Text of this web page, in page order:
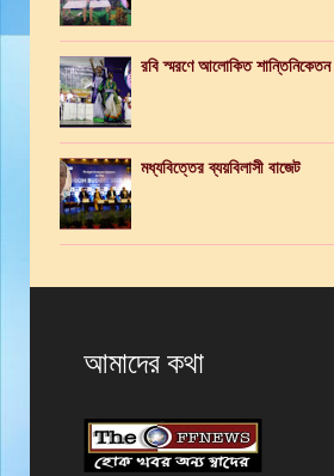
রবি স্মরণে আলোকিত শান্তিনিকেতন
মধ্যবিত্তের ব্যয়বিলাসী বাজেট
আমাদের কথা